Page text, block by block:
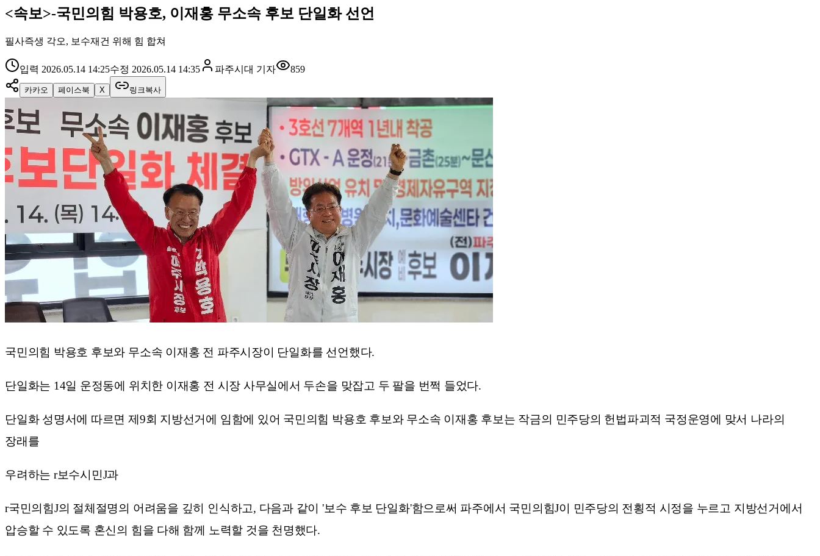
<속보>-국민의힘 박용호, 이재홍 무소속 후보 단일화 선언
필사즉생 각오, 보수재건 위해 힘 합쳐
입력 2026.05.14 14:25수정 2026.05.14 14:35 파주시대 기자 859
카카오 페이스북 X 링크복사
국민의힘 박용호 후보와 무소속 이재홍 전 파주시장이 단일화를 선언했다.
단일화는 14일 운정동에 위치한 이재홍 전 시장 사무실에서 두손을 맞잡고 두 팔을 번쩍 들었다.
단일화 성명서에 따르면 제9회 지방선거에 임함에 있어 국민의힘 박용호 후보와 무소속 이재홍 후보는 작금의 민주당의 헌법파괴적 국정운영에 맞서 나라의
장래를
우려하는 r보수시민J과
r국민의힘J의 절체절명의 어려움을 깊히 인식하고, 다음과 같이 '보수 후보 단일화'함으로써 파주에서 국민의힘J이 민주당의 전횡적 시정을 누르고 지방선거에서
압승할 수 있도록 혼신의 힘을 다해 함께 노력할 것을 천명했다.